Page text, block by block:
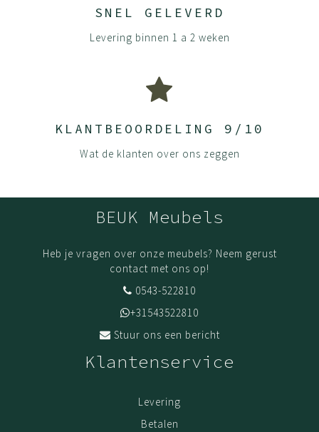
SNEL GELEVERD
Levering binnen 1 a 2 weken
KLANTBEOORDELING 9/10
Wat de klanten over ons zeggen
BEUK Meubels
Heb je vragen over onze meubels? Neem gerust
contact met ons op!
0543-522810
+31543522810
Stuur ons een bericht
Klantenservice
Levering
Betalen